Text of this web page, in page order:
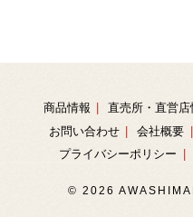
商品情報 直売所・直営店
お問い合わせ
会社概要
プライバシーポリシー
© 2026